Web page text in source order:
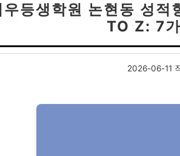
우등생학원 논현동 성
TO Z: 7
2026-06-11